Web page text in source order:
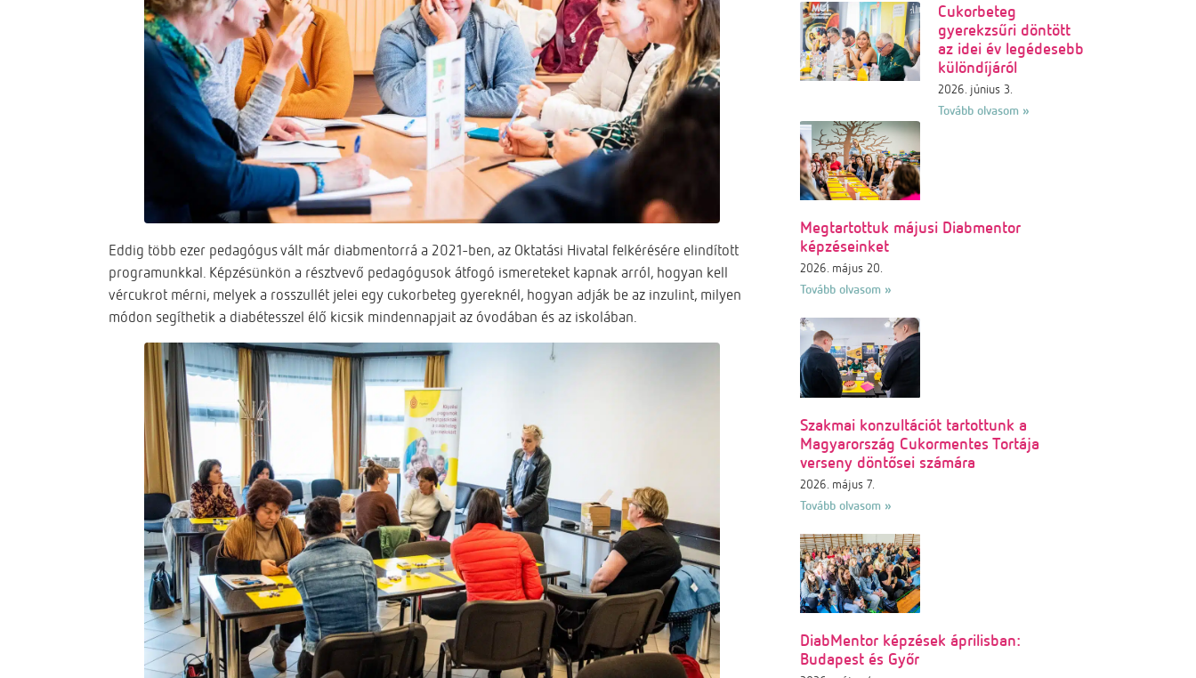
Eddig több ezer pedagógus vált már diabmentorrá a 2021-ben, az Oktatási Hivatal felkérésére elindított
programunkkal. Képzésünkön a résztvevő pedagógusok átfogó ismereteket kapnak arról, hogyan kell
vércukrot mérni, melyek a rosszullét jelei egy cukorbeteg gyereknél, hogyan adják be az inzulint, milyen
módon segíthetik a diabétesszel élő kicsik mindennapjait az óvodában és az iskolában.
Cukorbeteg
gyerekzsűri döntött
az idei év legédesebb
különdíjáról
2026. június 3.
Tovább olvasom »
Megtartottuk májusi Diabmentor
képzéseinket
2026. május 20.
Tovább olvasom »
Szakmai konzultációt tartottunk a
Magyarország Cukormentes Tortája
verseny döntősei számára
2026. május 7.
Tovább olvasom »
DiabMentor képzések áprilisban:
Budapest és Győr